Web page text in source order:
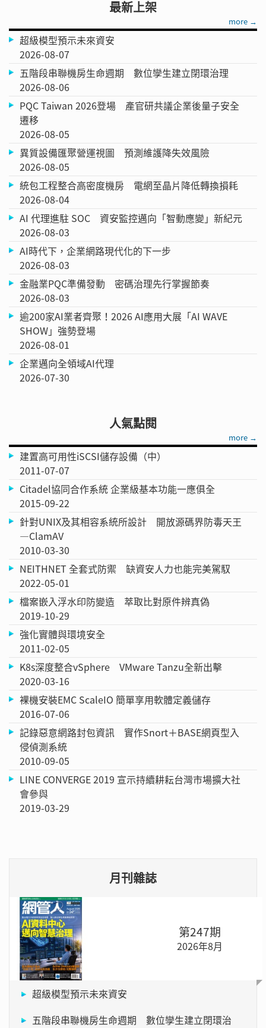
最新上架
more →
超級模型預示未來資安
2026-08-07
五階段串聯機房生命週期 數位孿生建立閉環治理
2026-08-06
PQC Taiwan 2026登場 產官研共議企業後量子安全
遷移
2026-08-05
異質設備匯聚營運視圖 預測維護降失效風險
2026-08-05
統包工程整合高密度機房 電網至晶片降低轉換損耗
2026-08-04
AI 代理進駐 SOC 資安監控邁向「智動應變」新紀元
2026-08-03
AI時代下，企業網路現代化的下一步
2026-08-03
金融業PQC準備發動 密碼治理先行掌握節奏
2026-08-03
逾200家AI業者齊聚！2026 AI應用大展「AI WAVE
SHOW」強勢登場
2026-08-01
企業邁向全領域AI代理
2026-07-30
人氣點閱
more →
建置高可用性iSCSI儲存設備（中）
2011-07-07
Citadel協同合作系統 企業級基本功能一應俱全
2015-09-22
針對UNIX及其相容系統所設計 開放源碼界防毒天王
—ClamAV
2010-03-30
NEITHNET 全套式防禦 缺資安人力也能完美駕馭
2022-05-01
檔案嵌入浮水印防變造 萃取比對原件辨真偽
2019-10-29
強化實體與環境安全
2011-02-05
K8s深度整合vSphere VMware Tanzu全新出擊
2020-03-16
裸機安裝EMC ScaleIO 簡單享用軟體定義儲存
2016-07-06
記錄惡意網路封包資訊 實作Snort＋BASE網頁型入
侵偵測系統
2010-09-05
LINE CONVERGE 2019 宣示持續耕耘台灣市場擴大社
會參與
2019-03-29
月刊雜誌
第247期
2026年8月
超級模型預示未來資安
五階段串聯機房生命週期 數位孿生建立閉環治